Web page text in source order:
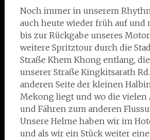
Noch immer in unserem
auch heute wieder früh auf und
bis zur Rückgabe unseres
weitere Spritztour durch die
Straße Khem Khong entlang,
unserer Straße Kingkitsarath
anderen Seite der kleinen
Mekong liegt und wo die vielen
und Fähren zum anderen
Unsere Helme haben wir im
und als wir ein Stück weiter eine